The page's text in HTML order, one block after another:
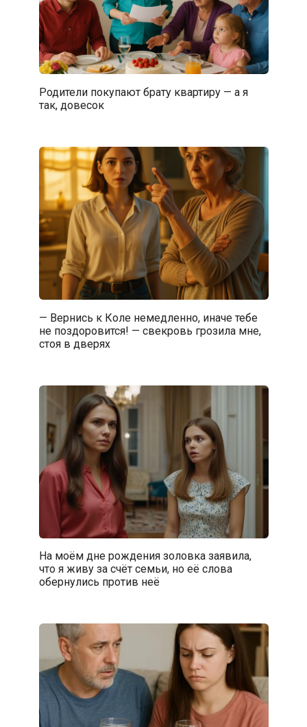
Родители покупают брату квартиру — а я
так, довесок
— Вернись к Коле немедленно, иначе тебе
не поздоровится! — свекровь грозила мне,
стоя в дверях
На моём дне рождения золовка заявила,
что я живу за счёт семьи, но её слова
обернулись против неё